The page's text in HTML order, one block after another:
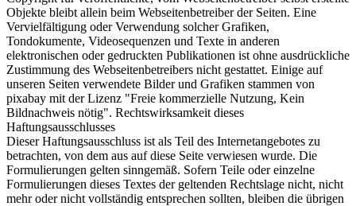
Objekte bleibt allein beim Webseitenbetreiber der Seiten. Eine
Vervielfältigung oder Verwendung solcher Grafiken,
Tondokumente, Videosequenzen und Texte in anderen
elektronischen oder gedruckten Publikationen ist ohne ausdrückliche
Zustimmung des Webseitenbetreibers nicht gestattet. Einige auf
unseren Seiten verwendete Bilder und Grafiken stammen von
pixabay mit der Lizenz "Freie kommerzielle Nutzung, Kein
Bildnachweis nötig". Rechtswirksamkeit dieses
Haftungsausschlusses
Dieser Haftungsausschluss ist als Teil des Internetangebotes zu
betrachten, von dem aus auf diese Seite verwiesen wurde. Die
Formulierungen gelten sinngemäß. Sofern Teile oder einzelne
Formulierungen dieses Textes der geltenden Rechtslage nicht, nicht
mehr oder nicht vollständig entsprechen sollten, bleiben die übrigen